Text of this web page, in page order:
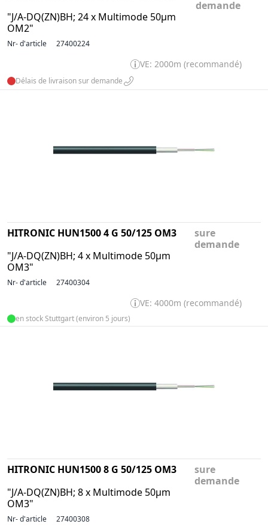
"J/A-DQ(ZN)BH; 24 x Multimode 50µm
OM2"
demande
Nr- d'article 27400224
VE: 2000m (recommandé)
Délais de livraison sur demande
HITRONIC HUN1500 4 G 50/125 OM3
"J/A-DQ(ZN)BH; 4 x Multimode 50µm
OM3"
sure
demande
Nr- d'article 27400304
VE: 4000m (recommandé)
en stock Stuttgart (environ 5 jours)
HITRONIC HUN1500 8 G 50/125 OM3
"J/A-DQ(ZN)BH; 8 x Multimode 50µm
OM3"
sure
demande
Nr- d'article 27400308